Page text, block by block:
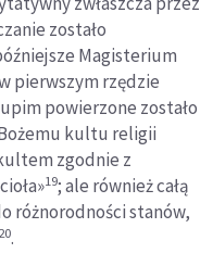
zostało
Magisterium
pierwszym rzędzie
powierzone zostało
kultu religii
zgodnie z
19; ale również całą
różnorodności stanów,
20.